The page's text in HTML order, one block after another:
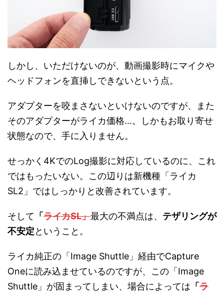
しかし、いただけないのが、動画撮影時にマイクや
ヘッドフォンを直挿しできないという点。
アダプターを咬まさないといけないのですが、また
そのアダプターがライカ価格…。しかもお取り寄せ
状態なので、手に入りません。
せっかく4KでのLog撮影に対応しているのに、これ
ではもったいない。この辺りは新機種「ライカ
SL2」ではしっかりと改善されています。
そして 「 ライカSL」最大の不満点は、 テザリングが
不安定ということ。
ライカ純正の「Image Shuttle」経由でCapture
Oneに読み込ませているのですが、この「Image
Shuttle」が固まってしまい、場合によっては 「 ラ